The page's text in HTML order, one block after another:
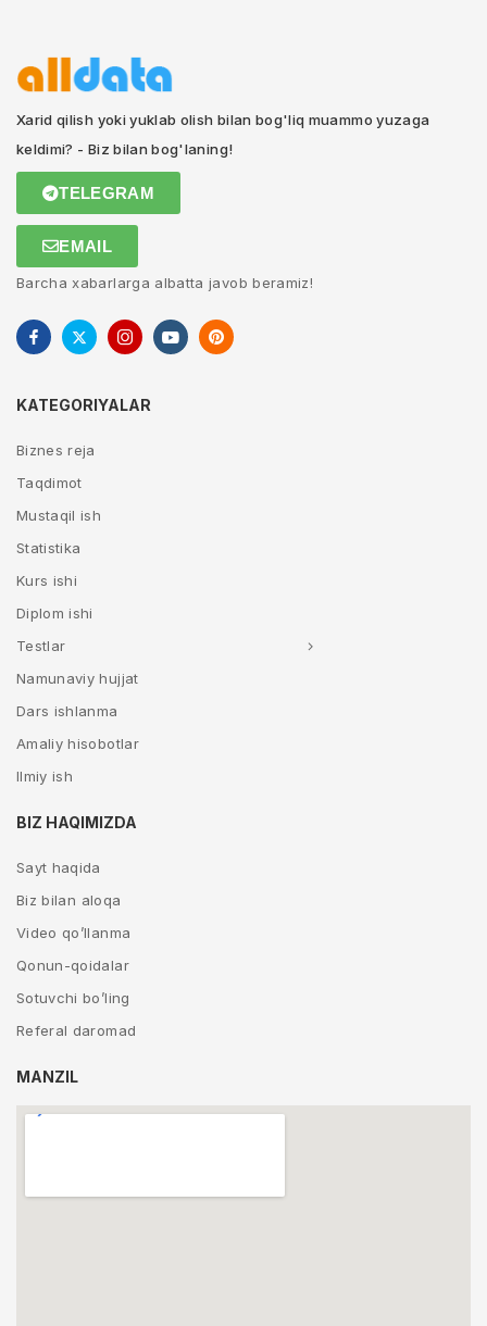
Xarid qilish yoki yuklab olish bilan bog'liq muammo yuzaga
keldimi? - Biz bilan bog'laning!
TELEGRAM
EMAIL
Barcha xabarlarga albatta javob beramiz!
KATEGORIYALAR
Biznes reja
Taqdimot
Mustaqil ish
Statistika
Kurs ishi
Diplom ishi
Testlar
Namunaviy hujjat
Dars ishlanma
Amaliy hisobotlar
Ilmiy ish
BIZ HAQIMIZDA
Sayt haqida
Biz bilan aloqa
Video qo’llanma
Qonun-qoidalar
Sotuvchi bo’ling
Referal daromad
MANZIL